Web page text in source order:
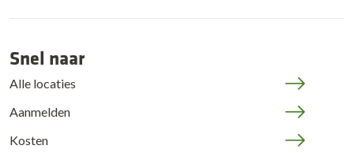
Snel naar
Alle locaties
Aanmelden
Kosten